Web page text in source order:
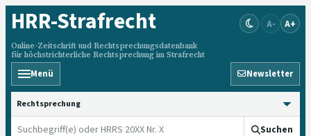
HRR-Strafrecht
Online-Zeitschrift und Rechtsprechungsdatenbank
für höchstrichterliche Rechtsprechung im Strafrecht
A- A+
Menü Newsletter
HRRS durchsuchen
Suchen